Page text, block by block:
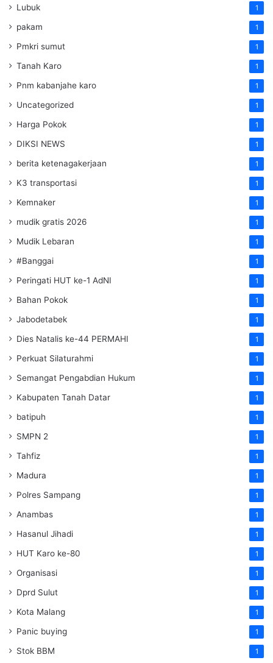
Lubuk 1
pakam 1
Pmkri sumut 1
Tanah Karo 1
Pnm kabanjahe karo 1
Uncategorized 1
Harga Pokok 1
DIKSI NEWS 1
berita ketenagakerjaan 1
K3 transportasi 1
Kemnaker 1
mudik gratis 2026 1
Mudik Lebaran 1
#Banggai 1
Peringati HUT ke-1 AdNI 1
Bahan Pokok 1
Jabodetabek 1
Dies Natalis ke-44 PERMAHI 1
Perkuat Silaturahmi 1
Semangat Pengabdian Hukum 1
Kabupaten Tanah Datar 1
batipuh 1
SMPN 2 1
Tahfiz 1
Madura 1
Polres Sampang 1
Anambas 1
Hasanul Jihadi 1
HUT Karo ke-80 1
Organisasi 1
Dprd Sulut 1
Kota Malang 1
Panic buying 1
Stok BBM 1